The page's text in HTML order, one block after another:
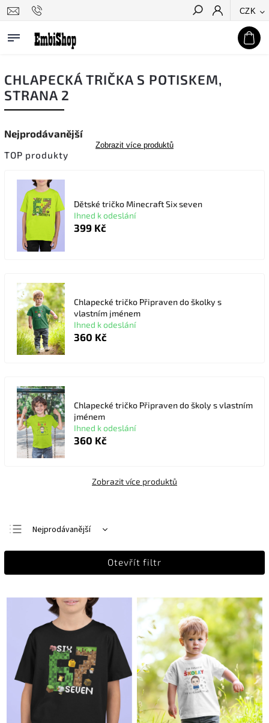
CZK
Hledat
CHLAPECKÁ TRIČKA S POTISKEM,
STRANA 2
Nejprodávanější
Zobrazit více produktů
TOP produkty
Dětské tričko Minecraft Six seven
Ihned k odeslání
399 Kč
Chlapecké tričko Připraven do školky s
vlastním jménem
Ihned k odeslání
360 Kč
Chlapecké tričko Připraven do školy s vlastním
jménem
Ihned k odeslání
360 Kč
Zobrazit více produktů
Nejlevnější
Nejprodávanější
Otevřít filtr